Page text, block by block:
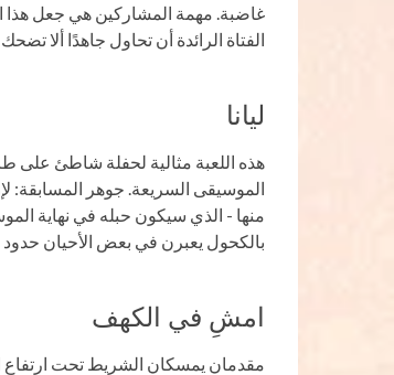
غاضبة. مهمة المشاركين هي جعل هذا
الفتاة الرائدة أن تحاول جاهدًا ألا
ليانا
هذه اللعبة مثالية لحفلة شاطئ على
الموسيقى السريعة. جوهر المسابقة:
منها - الذي سيكون حبله في نهاية
بالكحول يعبرن في بعض الأحيان
امشِ في الكهف
مقدمان يمسكان الشريط تحت ارتفاع